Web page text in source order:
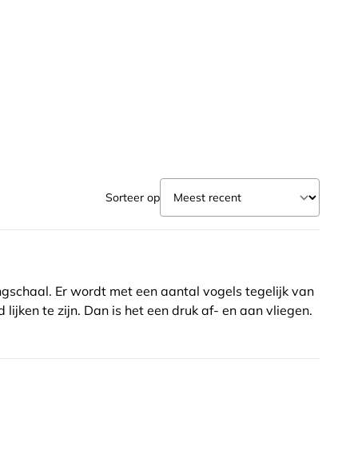
Sorteer op
Er wordt met een aantal vogels tegelijk van
te zijn. Dan is het een druk af- en aan vliegen.